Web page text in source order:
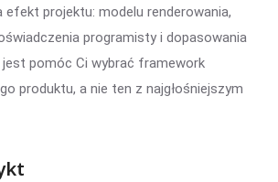
efekt projektu: modelu renderowania,
programisty i dopasowania
jest pomóc Ci wybrać framework
produktu, a nie ten z najgłośniejszym